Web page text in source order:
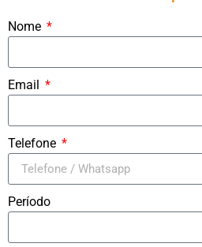
Nome
Email
Telefone
Período